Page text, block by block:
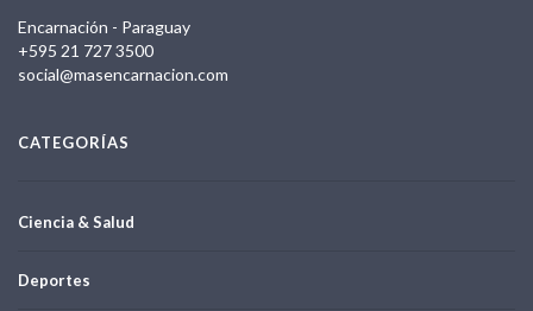
Encarnación - Paraguay
+595 21 727 3500
social@masencarnacion.com
CATEGORÍAS
Ciencia & Salud
Deportes